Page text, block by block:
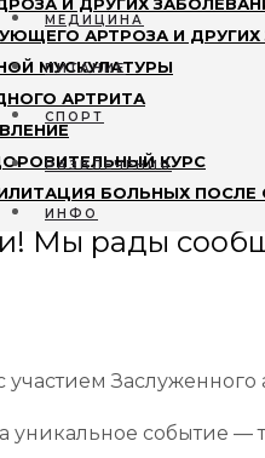
МЕДИЦИНА
АРТРОЗА И ДРУГИХ
МУСКУЛАТУРЫ
АРТРИТА
КУРС
БОЛЬНЫХ
ПИТАНИЕ
СПОРТ
РАЗВЛЕЧЕНИЯ
ИНФО
Мы рады
Заслуженного
уникальное событие —